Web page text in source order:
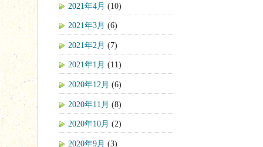
2021年4月 (10)
2021年3月 (6)
2021年2月 (7)
2021年1月 (11)
2020年12月 (6)
2020年11月 (8)
2020年10月 (2)
2020年9月 (3)